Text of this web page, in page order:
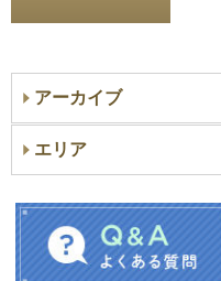
アーカイブ
エリア